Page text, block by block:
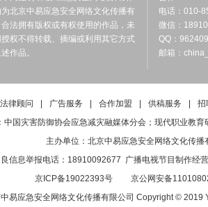
北京中易应急安全网络文化传播有
法拥有版权或有权使用的作品，未
权不得转载、摘编或利用其它方式
作品。
电话：010-
微信：
QQ：
邮箱：
法律顾问 | 广告服务 | 合作加盟 | 供稿服务 | 招
中国灾害防御协会应急减灾融媒体分会；现代职业教
主办单位：北京中易应急安全网络文化传播
信息举报电话：18910092677 广播电视节目制作经
京ICP备19022393号
京公网安备
易应急安全网络文化传播有限公司 Copyright © 2019